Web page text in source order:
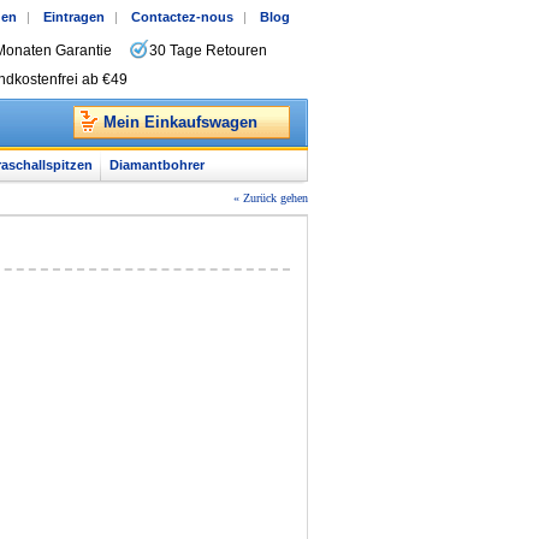
| Eintragen | Contactez-nous | Blog
Garantie
30 Tage Retouren
ab €49
Mein Einkaufswagen
Diamantbohrer
« Zurück gehen